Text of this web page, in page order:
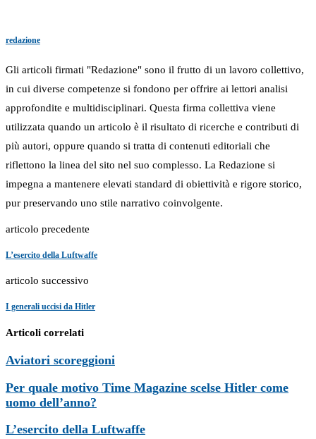
redazione
Gli articoli firmati "Redazione" sono il frutto di un lavoro collettivo,
in cui diverse competenze si fondono per offrire ai lettori analisi
approfondite e multidisciplinari. Questa firma collettiva viene
utilizzata quando un articolo è il risultato di ricerche e contributi di
più autori, oppure quando si tratta di contenuti editoriali che
riflettono la linea del sito nel suo complesso. La Redazione si
impegna a mantenere elevati standard di obiettività e rigore storico,
pur preservando uno stile narrativo coinvolgente.
articolo precedente
L’esercito della Luftwaffe
articolo successivo
I generali uccisi da Hitler
Articoli correlati
Aviatori scoreggioni
Per quale motivo Time Magazine scelse Hitler come
uomo dell’anno?
L’esercito della Luftwaffe